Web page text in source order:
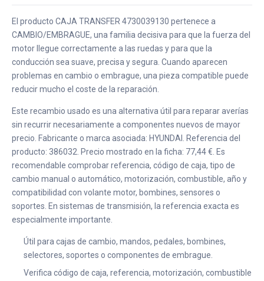
El producto CAJA TRANSFER 4730039130 pertenece a
CAMBIO/EMBRAGUE, una familia decisiva para que la fuerza del
motor llegue correctamente a las ruedas y para que la
conducción sea suave, precisa y segura. Cuando aparecen
problemas en cambio o embrague, una pieza compatible puede
reducir mucho el coste de la reparación.
Este recambio usado es una alternativa útil para reparar averías
sin recurrir necesariamente a componentes nuevos de mayor
precio. Fabricante o marca asociada: HYUNDAI. Referencia del
producto: 386032. Precio mostrado en la ficha: 77,44 €. Es
recomendable comprobar referencia, código de caja, tipo de
cambio manual o automático, motorización, combustible, año y
compatibilidad con volante motor, bombines, sensores o
soportes. En sistemas de transmisión, la referencia exacta es
especialmente importante.
Útil para cajas de cambio, mandos, pedales, bombines,
selectores, soportes o componentes de embrague.
Verifica código de caja, referencia, motorización, combustible